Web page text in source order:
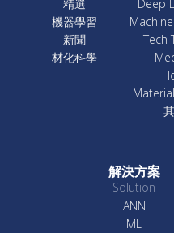
精選
機器學習
新聞
材化科學
Deep
Tech
解決方案
Solution
ANN
ML